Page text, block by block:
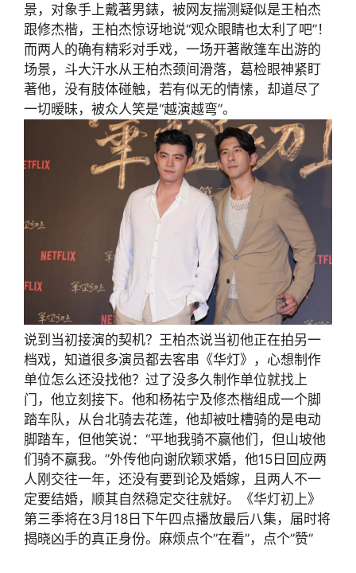
景，对象手上戴著男錶，被网友揣测疑似是王柏杰
跟修杰楷，王柏杰惊讶地说“观众眼睛也太利了吧”！
而两人的确有精彩对手戏，一场开著敞篷车出游的
场景，斗大汗水从王柏杰颈间滑落，葛检眼神紧盯
著他，没有肢体碰触，若有似无的情愫，却道尽了
一切暧昧，被众人笑是“越演越弯”。
说到当初接演的契机？王柏杰说当初他正在拍另一
档戏，知道很多演员都去客串《华灯》，心想制作
单位怎么还没找他？过了没多久制作单位就找上
门，他立刻接下。他和杨祐宁及修杰楷组成一个脚
踏车队，从台北骑去花莲，他却被吐槽骑的是电动
脚踏车，但他笑说：“平地我骑不赢他们，但山坡他
们骑不赢我。”外传他向谢欣颖求婚，他15日回应两
人刚交往一年，还没有要到论及婚嫁，且两人不一
定要结婚，顺其自然稳定交往就好。《华灯初上》
第三季将在3月18日下午四点播放最后八集，届时将
揭晓凶手的真正身份。麻烦点个”在看”，点个”赞”